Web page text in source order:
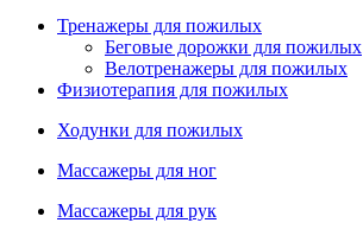
Тренажеры для пожилых
Беговые дорожки для пожилых
Велотренажеры для пожилых
Физиотерапия для пожилых
Ходунки для пожилых
Массажеры для ног
Массажеры для рук